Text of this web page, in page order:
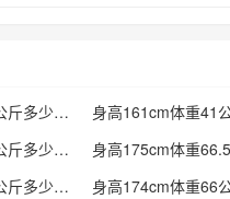
身高161cm体重43公斤多少标准
身高158cm体重52公斤多少标准
身高174cm体重68公斤多少标准